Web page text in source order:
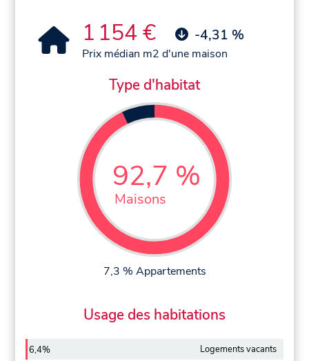
1 154 € -4,31 %
Prix médian m2 d'une maison
Type d'habitat
92,7 %
Maisons
7,3 % Appartements
Usage des habitations
6,4% Logements vacants